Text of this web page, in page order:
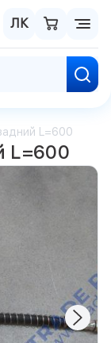
ЛК
L=600
L=600